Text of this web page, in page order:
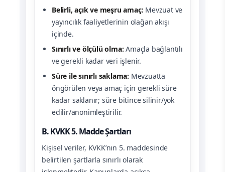
Belirli, açık ve meşru amaç: Mevzuat ve
yayıncılık faaliyetlerinin olağan akışı
içinde.
Sınırlı ve ölçülü olma: Amaçla bağlantılı
ve gerekli kadar veri işlenir.
Süre ile sınırlı saklama: Mevzuatta
öngörülen veya amaç için gerekli süre
kadar saklanır; süre bitince silinir/yok
edilir/anonimleştirilir.
B. KVKK 5. Madde Şartları
Kişisel veriler, KVKK’nın 5. maddesinde
belirtilen şartlarla sınırlı olarak